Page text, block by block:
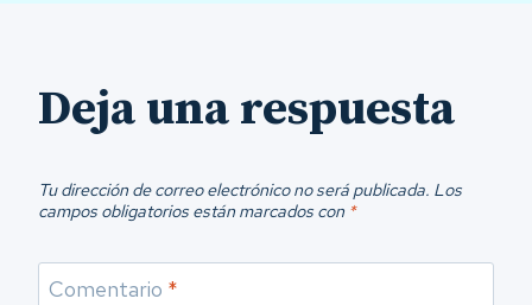
Deja una respuesta
Tu dirección de correo electrónico no será publicada. Los
campos obligatorios están marcados con *
Comentario *